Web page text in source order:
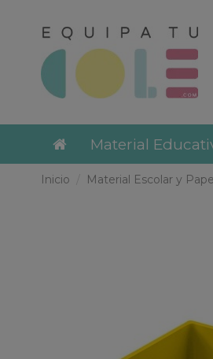
Material
Inicio Material Escolar y